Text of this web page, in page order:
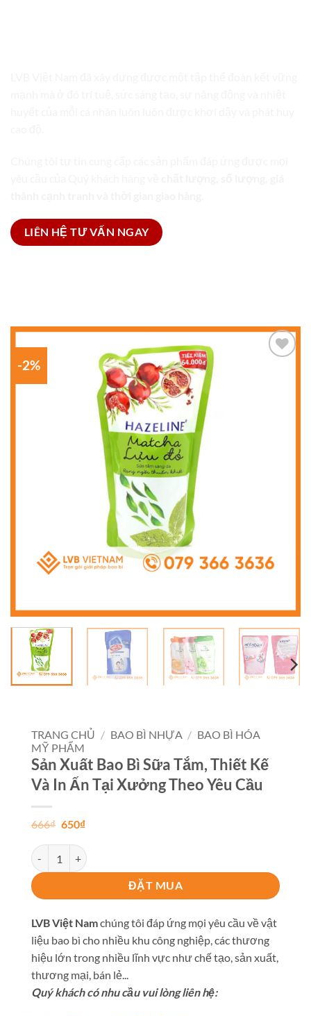
LIÊN HỆ TƯ VẤN NGAY
-2%
TRANG CHỦ / BAO BÌ NHỰA / BAO BÌ HÓA
MỸ PHẨM
Sản Xuất Bao Bì Sữa Tắm, Thiết Kế
Và In Ấn Tại Xưởng Theo Yêu Cầu
666₫ Giá
là:
666₫.
650₫Giá
là:
650₫.
Sản Xuất Bao Bì Sữa Tắm, Thiết Kế Và In Ấn Tại Xưởng Theo
ĐẶT MUA
LVB Việt Namchúng tôi đáp ứng mọi yêu cầu về vật
liệu bao bì cho nhiều khu công nghiệp, các thương
hiệu lớn trong nhiều lĩnh vực như chế tạo, sản xuất,
thương mại, bán lẻ...
Quý khách có nhu cầu vui lòng liên hệ: